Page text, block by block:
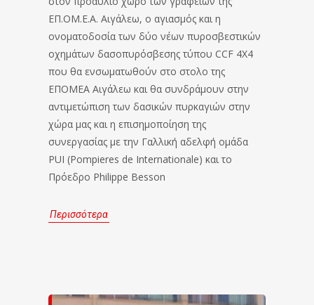
ΕΠ.ΟΜ.Ε.Α. Αιγάλεω, ο αγιασμός και η
ονοματοδοσία των δύο νέων πυροσβεστικών
οχημάτων δασοπυρόσβεσης τύπου CCF 4X4
που θα ενσωματωθούν στο στολο της
ΕΠΟΜΕΑ Αιγάλεω και θα συνδράμουν στην
αντιμετώπιση των δασικών πυρκαγιών στην
χώρα μας και η επισημοποίηση της
συνεργασίας με την Γαλλική αδελφή ομάδα
PUI (Pompieres de Internationale) και το
Πρόεδρο Philippe Besson
Περισσότερα